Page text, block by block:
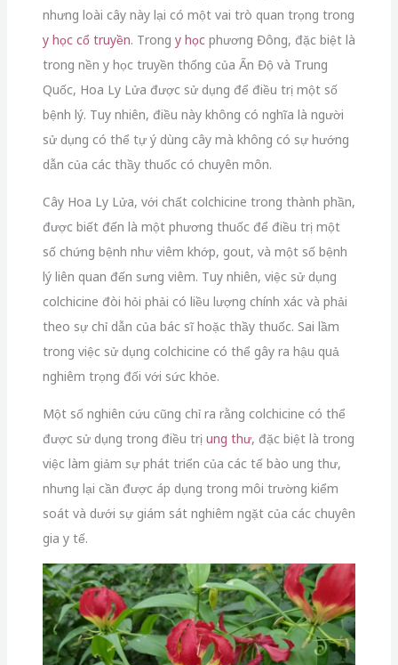
nhưng loài cây này lại có một vai trò quan trọng trong
y học cổ truyền. Trong y họcphương Đông, đặc biệt là
trong nền y học truyền thống của Ấn Độ và Trung
Quốc, Hoa Ly Lửa được sử dụng để điều trị một số
bệnh lý. Tuy nhiên, điều này không có nghĩa là người
sử dụng có thể tự ý dùng cây mà không có sự hướng
dẫn của các thầy thuốc có chuyên môn.
Cây Hoa Ly Lửa, với chất colchicine trong thành phần,
được biết đến là một phương thuốc để điều trị một
số chứng bệnh như viêm khớp, gout, và một số bệnh
lý liên quan đến sưng viêm. Tuy nhiên, việc sử dụng
colchicine đòi hỏi phải có liều lượng chính xác và phải
theo sự chỉ dẫn của bác sĩ hoặc thầy thuốc. Sai lầm
trong việc sử dụng colchicine có thể gây ra hậu quả
nghiêm trọng đối với sức khỏe.
Một số nghiên cứu cũng chỉ ra rằng colchicine có thể
được sử dụng trong điều trị ung thư, đặc biệt là trong
việc làm giảm sự phát triển của các tế bào ung thư,
nhưng lại cần được áp dụng trong môi trường kiểm
soát và dưới sự giám sát nghiêm ngặt của các chuyên
gia y tế.